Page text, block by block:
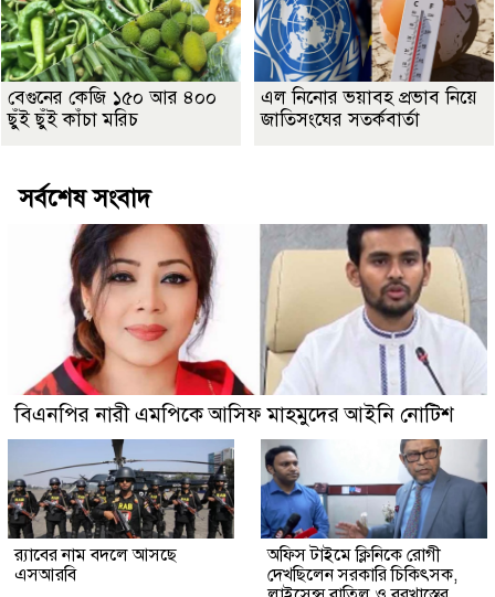
বেগুনের কেজি ১৫০ আর ৪০০
ছুঁই ছুঁই কাঁচা মরিচ
এল নিনোর ভয়াবহ প্রভাব নিয়ে
জাতিসংঘের সতর্কবার্তা
সর্বশেষ সংবাদ
বিএনপির নারী এমপিকে আসিফ মাহমুদের আইনি নোটিশ
র‍্যাবের নাম বদলে আসছে
এসআরবি
অফিস টাইমে ক্লিনিকে রোগী
দেখছিলেন সরকারি চিকিৎসক,